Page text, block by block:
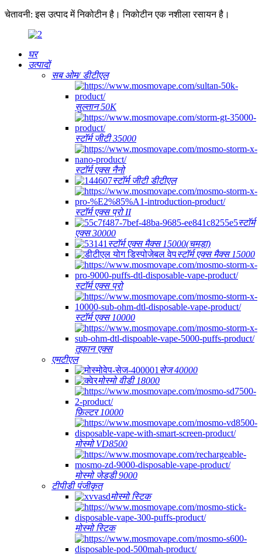
चेतावनी: इस उत्पाद में निकोटीन है। निकोटीन एक नशीला रसायन है।
घर
उत्पादों
सब ओम/ डीटीएल
सुल्तान 50K
स्टॉर्म जीटी 35000
स्टॉर्म एक्स नैनो
स्टॉर्म जीटी डीटीएल
स्टॉर्म एक्स प्रो II
स्टॉर्म
एक्स 30000
स्टॉर्म एक्स मैक्स 15000(चमड़ा)
स्टॉर्म एक्स मैक्स 15000
स्टॉर्म एक्स प्रो
स्टॉर्म एक्स 10000
तूफान एक्स
एमटीएल
सेज 40000
मोस्मो वीडी 18000
फ़िल्टर 10000
मोस्मो VD8500
मोस्मो जेडडी 9000
टीपीडी पंजीकृत
मोस्मो स्टिक
मोस्मो स्टिक